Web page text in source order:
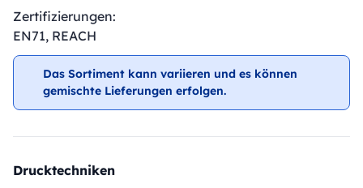
Zertifizierungen:
EN71, REACH
Das Sortiment kann variieren und es können
gemischte Lieferungen erfolgen.
Drucktechniken